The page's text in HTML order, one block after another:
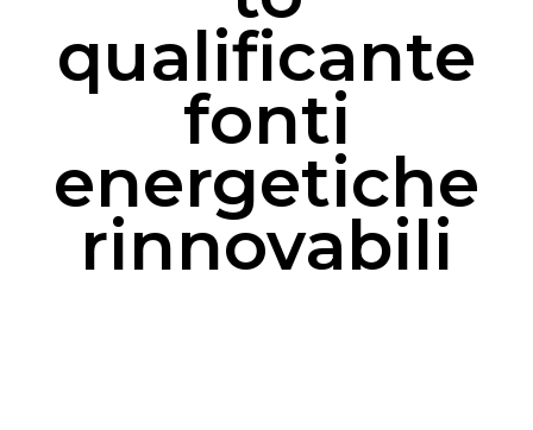
qualificante
fonti
energetiche
rinnovabili